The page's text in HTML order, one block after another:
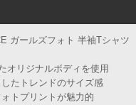
ガールズフォト 半袖Tシャツ
オリジナルボディを使用
たトレンドのサイズ感
トプリントが魅力的